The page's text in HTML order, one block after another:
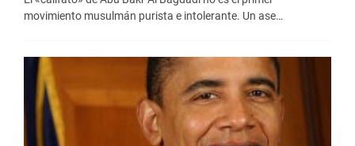
movimiento musulmán purista e intolerante. Un ase…